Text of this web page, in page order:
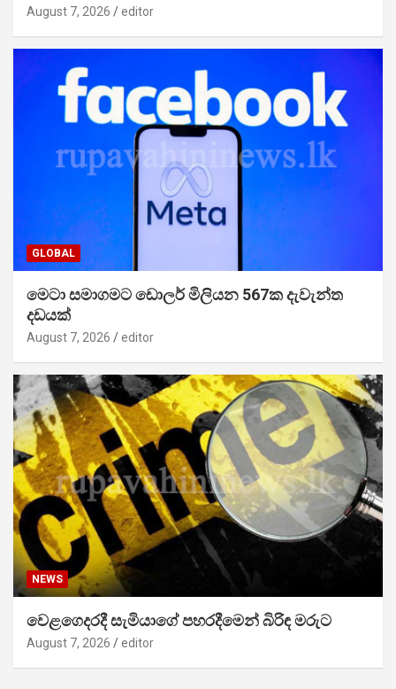
August 7, 2026 editor
GLOBAL
මෙටා සමාගමට ඩොලර් මිලියන 567ක දැවැන්ත
දඩයක්
August 7, 2026 editor
NEWS
වෙළගෙදරදී සැමියාගේ පහරදීමෙන් බිරිඳ මරුට
August 7, 2026 editor